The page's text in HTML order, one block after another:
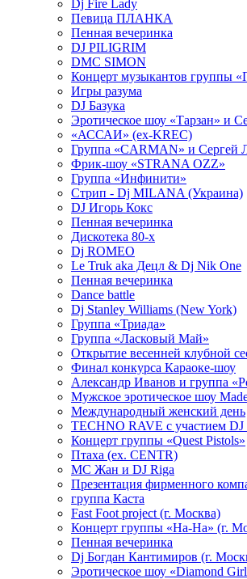
Dj Fire Lady
Певица ПЛАНКА
Пенная вечеринка
DJ PILIGRIM
DMC SIMON
Концерт музыкантов
Игры разума
DJ Базука
Эротическое шоу «Тарзан» и
«АССАИ» (ex-KREC)
Группа «CARMAN» и Сергей
Фрик-шоу «STRANA OZZ»
Группа «Инфинити»
Стрип - Dj MILANA (Украина)
DJ Игорь Кокс
Пенная вечеринка
Дискотека 80-х
Dj ROMEO
Le Truk aka Децл & Dj Nik One
Пенная вечеринка
Dance battle
Dj Stanley Williams (New York)
Группа «Триада»
Группа «Ласковый Май»
Открытие весенней клубной
Финал конкурса Караоке-шоу
Александр Иванов и группа
Мужское эротическое шоу
Международный женский день
TECHNO RAVE с участием
Концерт группы «Quest Pistols»
Птаха (ex. CENTR)
МС Жан и DJ Riga
Презентация фирменного
группа Каста
Fast Foot project (г. Москва)
Концерт группы «На-На» (г.
Пенная вечеринка
Dj Богдан Кантимиров (г.
Эротическое шоу «Diamond